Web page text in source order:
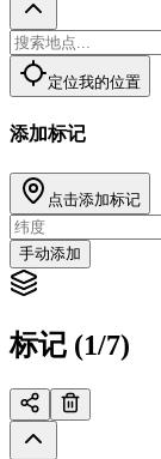
定位我的位置
添加标记
点击添加标记
手动添加
标记 (1/7)